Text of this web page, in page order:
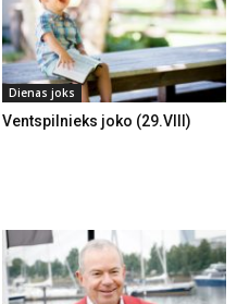
Dienas joks
Ventspilnieks joko (29.VIII)